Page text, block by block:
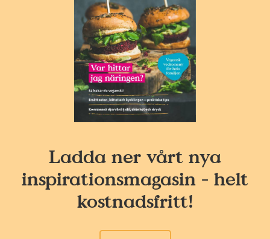
Ladda ner vårt nya
inspirationsmagasin - helt
kostnadsfritt!